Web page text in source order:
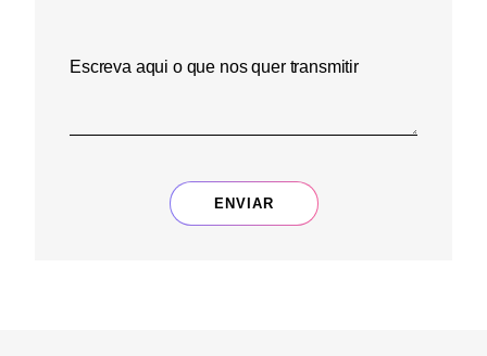
Escreva aqui o que nos quer transmitir